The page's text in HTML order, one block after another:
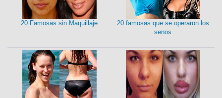
20 Famosas sin Maquillaje
20 famosas que se operaron los
senos